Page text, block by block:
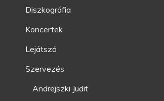
Diszkográfia
Koncertek
Lejátszó
Szervezés
Andrejszki Judit